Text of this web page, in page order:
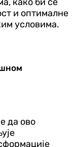
и оптималне
условима.
да ово